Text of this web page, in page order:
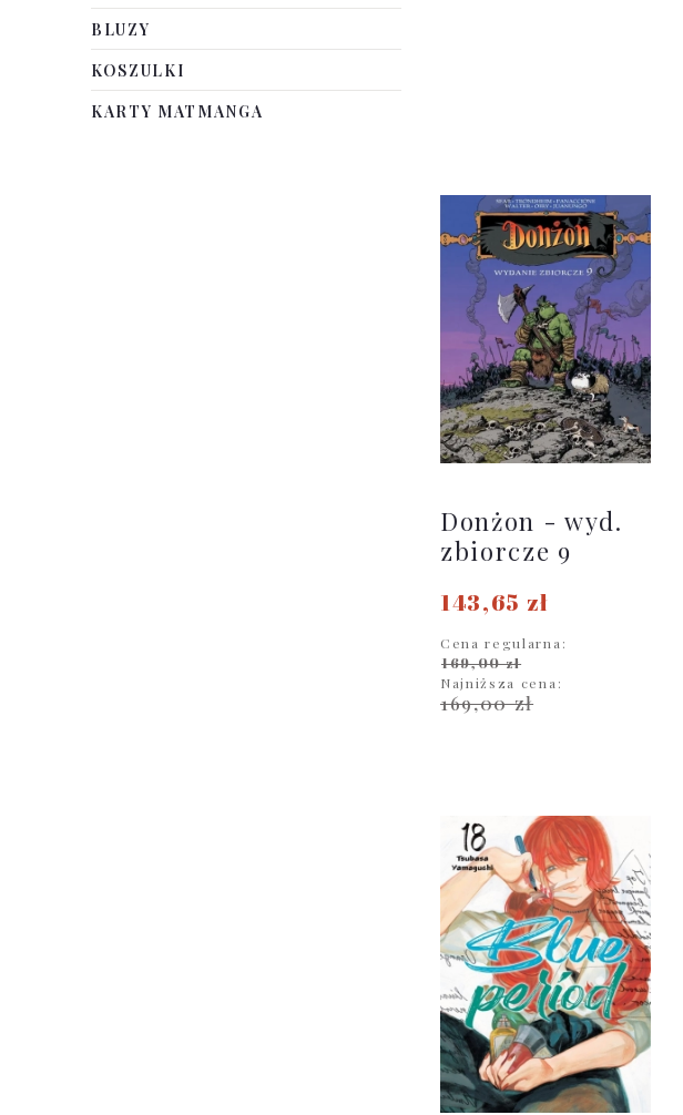
BLUZY
KOSZULKI
KARTY MATMANGA
Donżon - wyd.
zbiorcze 9
143,65 zł
Cena regularna:
169,00 zł
Najniższa cena:
169,00 zł